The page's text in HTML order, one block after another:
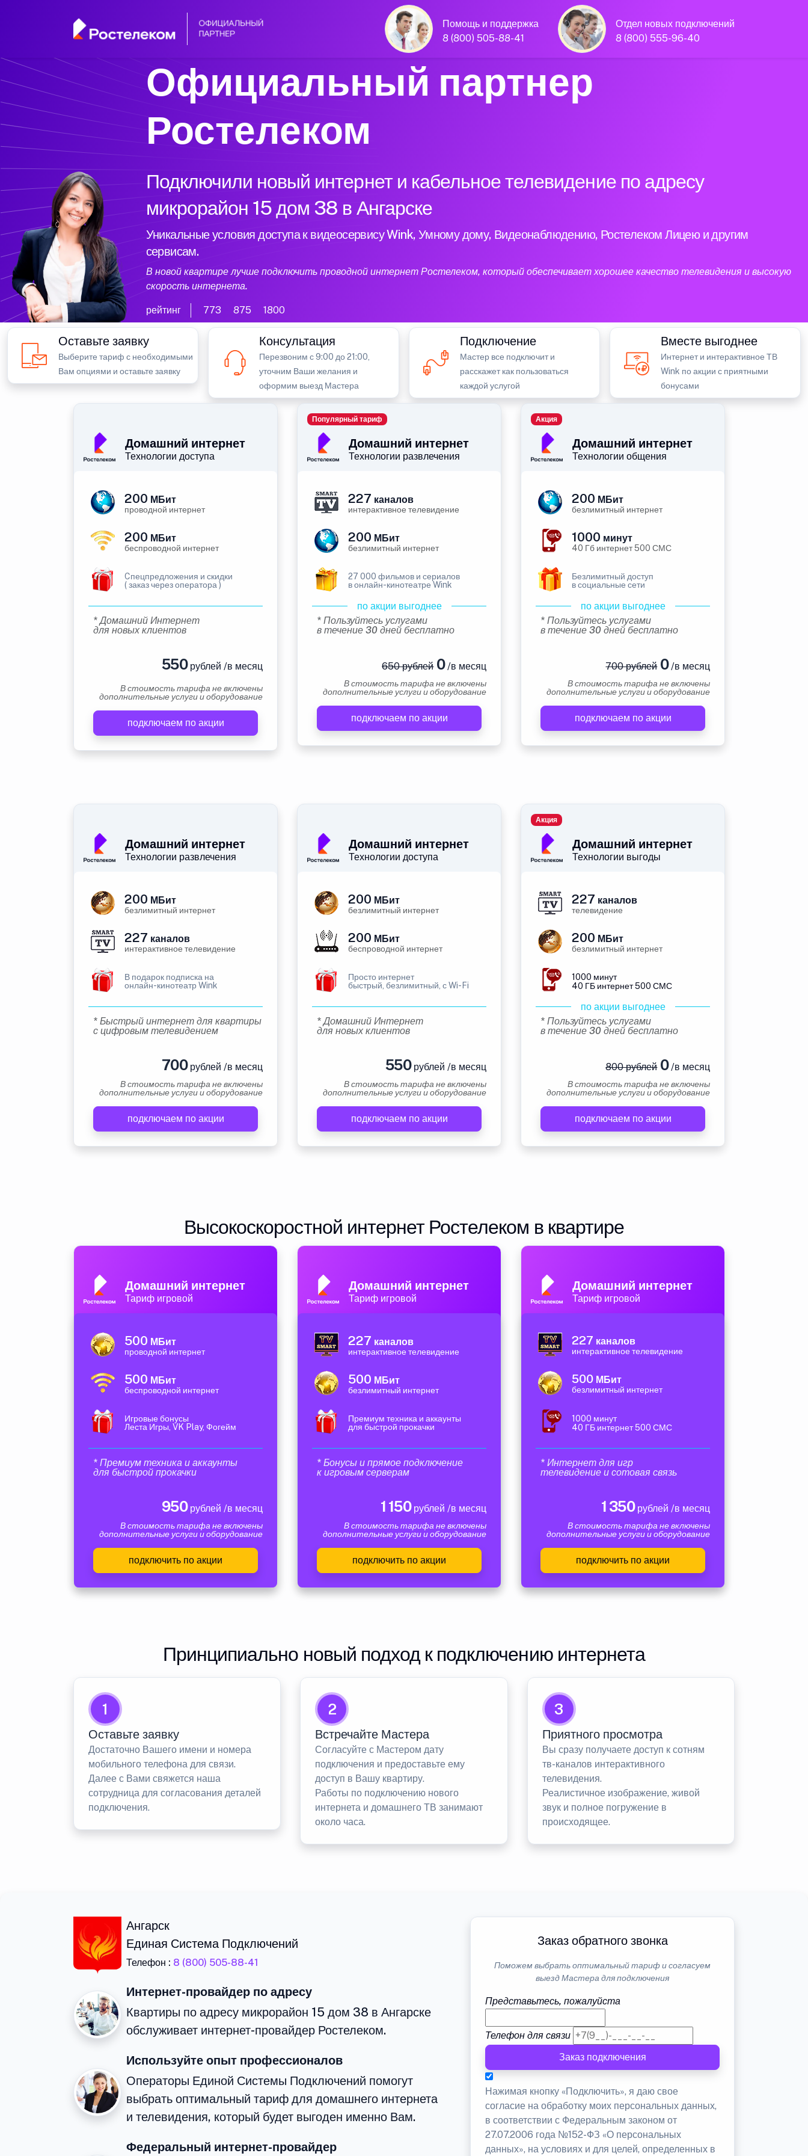
Помощь и поддержка
8 (800) 505-88-41
Отдел новых подключений
8 (800) 555-96-40
Официальный партнер
Ростелеком
Подключили новый интернет и кабельное телевидение по адресу
микрорайон 15 дом 38 в Ангарске
Уникальные условия доступа к видеосервису Wink, Умному дому, Видеонаблюдению, Ростелеком Лицею и другим
сервисам.
В новой квартире лучше подключить проводной интернет Ростелеком, который обеспечивает хорошее качество телевидения и высокую
скорость интернета.
рейтинг 773 875 1800
Оставьте заявку
Выберите тариф с необходимыми
Вам опциями и оставьте заявку
Консультация
Перезвоним с 9:00 до 21:00,
уточним Ваши желания и
оформим выезд Мастера
Подключение
Мастер все подключит и
расскажет как пользоваться
каждой услугой
Вместе выгоднее
Интернет и интерактивное ТВ
Wink по акции с приятными
бонусами
Домашний интернет
Технологии доступа
200 МБит
проводной интернет
200 МБит
беспроводной интернет
Cпецпредложения и скидки
( заказ через оператора )
* Домашний Интернет
для новых клиентов
550рублей /в месяц
В стоимость тарифа не включены
дополнительные услуги и оборудование
подключаем по акции
Домашний интернет
Технологии развлечения
Популярный тариф
227 каналов
интерактивное телевидение
200 МБит
безлимитный интернет
27 000 фильмов и сериалов
в онлайн-кинотеатре Wink
по акции выгоднее
* Пользуйтесь услугами
в течение 30 дней бесплатно
650 рублей0/в месяц
В стоимость тарифа не включены
дополнительные услуги и оборудование
подключаем по акции
Домашний интернет
Технологии общения
Акция
200 МБит
безлимитный интернет
1000 минут
40 Гб интернет 500 СМС
Безлимитный доступ
в социальные сети
по акции выгоднее
* Пользуйтесь услугами
в течение 30 дней бесплатно
700 рублей0/в месяц
В стоимость тарифа не включены
дополнительные услуги и оборудование
подключаем по акции
Домашний интернет
Технологии развлечения
200 МБит
безлимитный интернет
227 каналов
интерактивное телевидение
В подарок подписка на
онлайн-кинотеатр Wink
* Быстрый интернет для квартиры
с цифровым телевидением
700рублей /в месяц
В стоимость тарифа не включены
дополнительные услуги и оборудование
подключаем по акции
Домашний интернет
Технологии доступа
200 МБит
безлимитный интернет
200 МБит
беспроводной интернет
Просто интернет
быстрый, безлимитный, с Wi-Fi
* Домашний Интернет
для новых клиентов
550рублей /в месяц
В стоимость тарифа не включены
дополнительные услуги и оборудование
подключаем по акции
Домашний интернет
Технологии выгоды
Акция
227 каналов
телевидение
200 МБит
безлимитный интернет
1000 минут
40 ГБ интернет 500 СМС
по акции выгоднее
* Пользуйтесь услугами
в течение 30 дней бесплатно
800 рублей0/в месяц
В стоимость тарифа не включены
дополнительные услуги и оборудование
подключаем по акции
Высокоскоростной интернет Ростелеком в квартире
Домашний интернет
Тариф игровой
500 МБит
проводной интернет
500 МБит
беспроводной интернет
Игровые бонусы
Леста Игры, VK Play, Фогейм
* Премиум техника и аккаунты
для быстрой прокачки
950рублей /в месяц
В стоимость тарифа не включены
дополнительные услуги и оборудование
подключить по акции
Домашний интернет
Тариф игровой
227 каналов
интерактивное телевидение
500 МБит
безлимитный интернет
Премиум техника и аккаунты
для быстрой прокачки
* Бонусы и прямое подключение
к игровым серверам
1 150рублей /в месяц
В стоимость тарифа не включены
дополнительные услуги и оборудование
подключить по акции
Домашний интернет
Тариф игровой
227 каналов
интерактивное телевидение
500 МБит
безлимитный интернет
1000 минут
40 ГБ интернет 500 СМС
* Интернет для игр
телевидение и сотовая связь
1 350рублей /в месяц
В стоимость тарифа не включены
дополнительные услуги и оборудование
подключить по акции
Принципиально новый подход к подключению интернета
1
Оставьте заявку
Достаточно Вашего имени и номера
мобильного телефона для связи.
Далее с Вами свяжется наша
сотрудница для согласования деталей
подключения.
2
Встречайте Мастера
Согласуйте с Мастером дату
подключения и предоставьте ему
доступ в Вашу квартиру.
Работы по подключению нового
интернета и домашнего ТВ занимают
около часа.
3
Приятного просмотра
Вы сразу получаете доступ к сотням
тв-каналов интерактивного
телевидения.
Реалистичное изображение, живой
звук и полное погружение в
происходящее.
Ангарск
Единая Система Подключений
Телефон : 8 (800) 505-88-41
Интернет-провайдер по адресу
Квартиры по адресу микрорайон 15 дом 38 в Ангарске
обслуживает интернет-провайдер Ростелеком.
Используйте опыт профессионалов
Операторы Единой Системы Подключений помогут
выбрать оптимальный тариф для домашнего интернета
и телевидения, который будет выгоден именно Вам.
Федеральный интернет-провайдер
Заказ обратного звонка
Поможем выбрать оптимальный тариф и согласуем
выезд Мастера для подключения
Представьтесь, пожалуйста
Телефон для связи
Заказ подключения
Нажимая кнопку «Подключить», я даю свое
согласие на обработку моих персональных данных,
в соответствии с Федеральным законом от
27.07.2006 года №152-ФЗ «О персональных
данных», на условиях и для целей, определенных в